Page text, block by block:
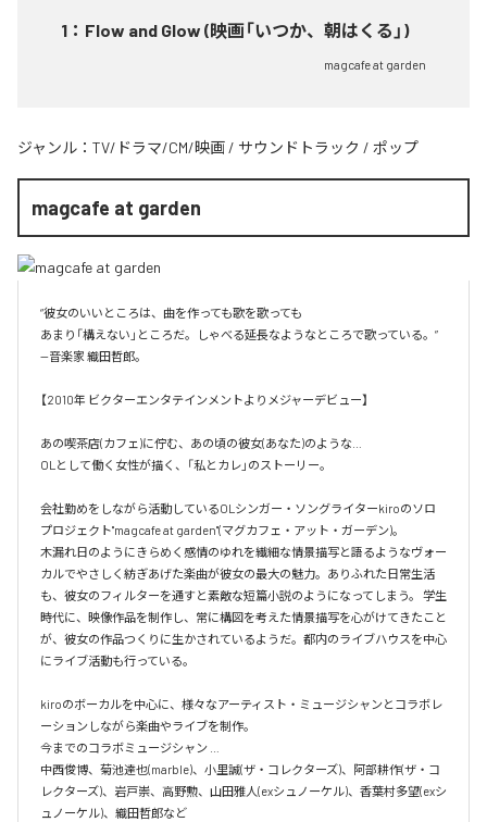
1 ： Flow and Glow (映画「いつか、朝はくる」)
magcafe at garden
ジャンル： TV/ドラマ/CM/映画 / サウンドトラック / ポップ
magcafe at garden
“彼女のいいところは、​曲を作っても歌を歌っても​
あまり「構えない」ところだ。​しゃべる延長なようなところで歌っている。”​
—音楽家 織田哲郎​。
【2010年 ビクターエンタテインメントよりメジャーデビュー】
あの喫茶店(カフェ)に佇む、あの頃の彼女(あなた)のような…
OLとして働く女性が描く、「私とカレ」のストーリー。
会社勤めをしながら活動しているOLシンガー・ソングライターkiroのソロ
プロジェクト"magcafe at garden"(マグカフェ・アット・ガーデン)。
木漏れ日のようにきらめく感情のゆれを繊細な情景描写と語るようなヴォー
カルでやさしく紡ぎあげた楽曲が彼女の最大の魅力。ありふれた日常生活
も、彼女のフィルターを通すと素敵な短篇小説のようになってしまう。 学生
時代に、映像作品を制作し、常に構図を考えた情景描写を心がけてきたこと
が、彼女の作品つくりに生かされているようだ。都内のライブハウスを中心
にライブ活動も行っている。
kiroのボーカルを中心に、様々なアーティスト・ミュージシャンとコラボレ
ーションしながら楽曲やライブを制作。
今までのコラボミュージシャン …
中西俊博、菊池達也(marble)、小里誠(ザ・コレクターズ)、阿部耕作(ザ・コ
レクターズ)、岩戸崇、高野勲、山田雅人(exシュノーケル)、香葉村多望(exシ
ュノーケル)、織田哲郎など